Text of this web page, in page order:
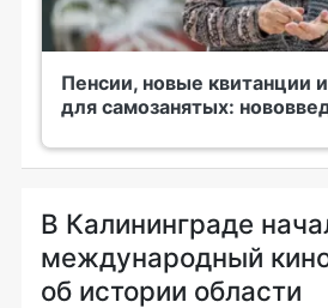
Пенсии, новые квитанции
для самозанятых:
В Калининграде
международный
об истории области